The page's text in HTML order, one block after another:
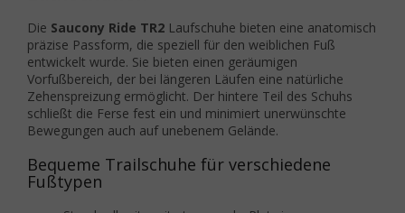
Die Saucony Ride TR2 Laufschuhe bieten eine anatomisch
präzise Passform, die speziell für den weiblichen Fuß
entwickelt wurde. Sie bieten einen geräumigen
Vorfußbereich, der bei längeren Läufen eine natürliche
Zehenspreizung ermöglicht. Der hintere Teil des Schuhs
schließt die Ferse fest ein und minimiert unerwünschte
Bewegungen auch auf unebenem Gelände.
Bequeme Trailschuhe für verschiedene
Fußtypen